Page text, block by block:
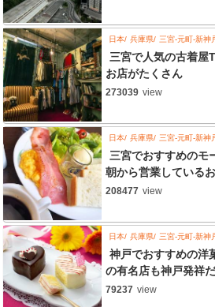
日本 兵庫県 三宮-元町-新神
三宮で人気の古着屋
お店がたくさん
273039 view
日本 兵庫県 三宮-元町-新神
三宮でおすすめのモ
朝から営業している
208477 view
日本 兵庫県 三宮-元町-新神
神戸でおすすめの洋
の有名店も神戸発祥
79237 view